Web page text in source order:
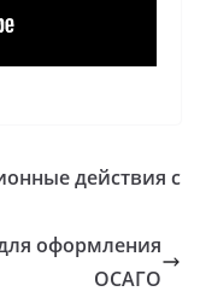
действия с
оформления
ОСАГО